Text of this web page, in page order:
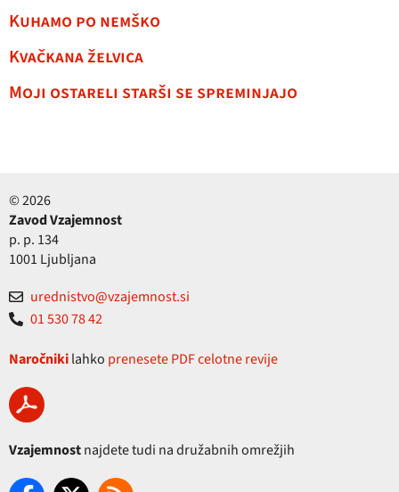
Kuhamo po nemško
Kvačkana želvica
Moji ostareli starši se spreminjajo
© 2026
Zavod Vzajemnost
p. p. 134
1001 Ljubljana
urednistvo@vzajemnost.si
01 530 78 42
Naročnikilahko prenesete PDF celotne revije
Vzajemnostnajdete tudi na družabnih omrežjih